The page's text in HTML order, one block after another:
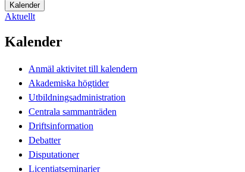
Kalender
Aktuellt
Kalender
Anmäl aktivitet till kalendern
Akademiska högtider
Utbildningsadministration
Centrala sammanträden
Driftsinformation
Debatter
Disputationer
Licentiatseminarier